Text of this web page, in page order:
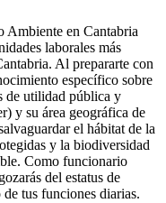
Ambiente en Cantabria
laborales más
Al prepararte con
específico sobre
de utilidad pública y
y su área geográfica de
el hábitat de la
y la biodiversidad
Como funcionario
del estatus de
tus funciones diarias.